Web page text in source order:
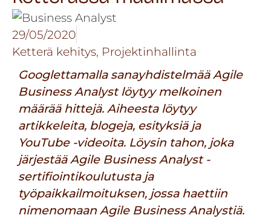
29/05/2020
Ketterä kehitys, Projektinhallinta
Googlettamalla sanayhdistelmää Agile
Business Analystlöytyy melkoinen
määrää hittejä. Aiheesta löytyy
artikkeleita, blogeja, esityksiä ja
YouTube -videoita. Löysin tahon, joka
järjestää Agile Business Analyst -
sertifiointikoulutusta ja
työpaikkailmoituksen, jossa haettiin
nimenomaan Agile Business Analystiä.